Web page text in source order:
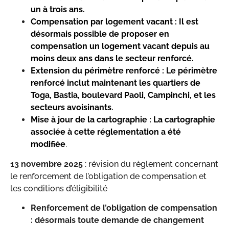
un à trois ans.
Compensation par logement vacant : Il est
désormais possible de proposer en
compensation un logement vacant depuis au
moins deux ans dans le secteur renforcé.
Extension du périmètre renforcé : Le périmètre
renforcé inclut maintenant les quartiers de
Toga, Bastia, boulevard Paoli, Campinchi, et les
secteurs avoisinants.
Mise à jour de la cartographie : La cartographie
associée à cette réglementation a été
modifiée.
13 novembre 2025 : révision du règlement concernant
le renforcement de l’obligation de compensation et
les conditions d’éligibilité
Renforcement de l’obligation de compensation
: désormais toute demande de changement